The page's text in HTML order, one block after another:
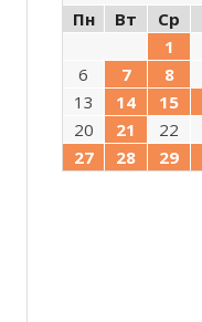
Пн
Вт Ср
1
6
7 8
13
14 15
20
21 22
27
28 29